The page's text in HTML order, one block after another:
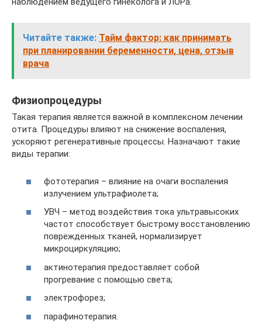
Читайте также: Тайм фактор: как принимать
при планировании беременности, цена, отзыв
врача
Физиопроцедуры
Такая терапия является важной в комплексном лечении
отита. Процедуры влияют на снижение воспаления,
ускоряют регенеративные процессы. Назначают такие
виды терапии:
фототерапия – влияние на очаги воспаления
излучением ультрафиолета;
УВЧ – метод воздействия тока ультравысоких
частот способствует быстрому восстановлению
поврежденных тканей, нормализирует
микроциркуляцию;
актинотерапия предоставляет собой
прогревание с помощью света;
электрофорез;
парафинотерапия.